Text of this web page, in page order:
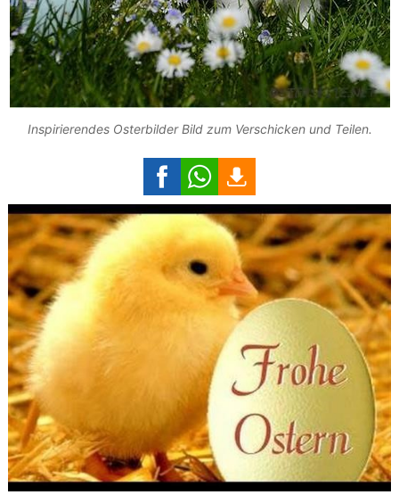
Inspirierendes Osterbilder Bild zum Verschicken und Teilen.